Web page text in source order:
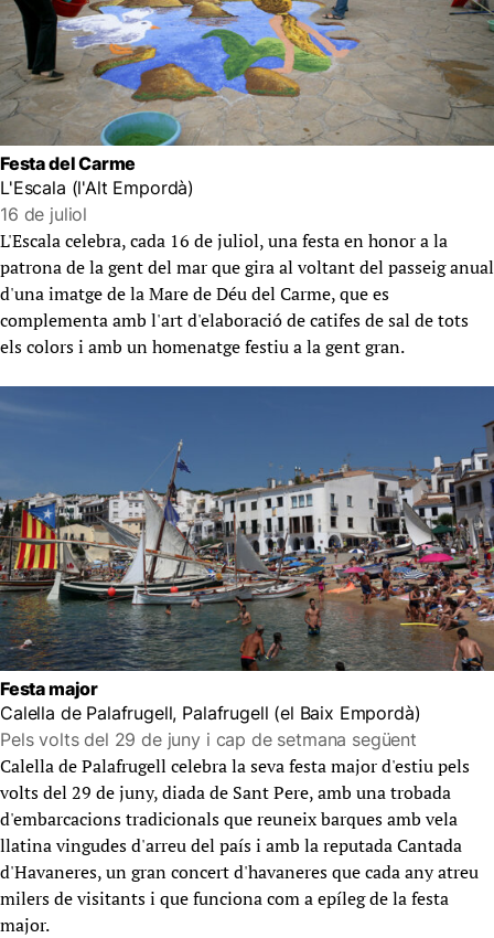
Festa del Carme
L'Escala (l'Alt Empordà)
16 de juliol
L'Escala celebra, cada 16 de juliol, una festa en honor a la
patrona de la gent del mar que gira al voltant del passeig anual
d'una imatge de la Mare de Déu del Carme, que es
complementa amb l'art d'elaboració de catifes de sal de tots
els colors i amb un homenatge festiu a la gent gran.
Festa major
Calella de Palafrugell, Palafrugell (el Baix Empordà)
Pels volts del 29 de juny i cap de setmana següent
Calella de Palafrugell celebra la seva festa major d'estiu pels
volts del 29 de juny, diada de Sant Pere, amb una trobada
d'embarcacions tradicionals que reuneix barques amb vela
llatina vingudes d'arreu del país i amb la reputada Cantada
d'Havaneres, un gran concert d'havaneres que cada any atreu
milers de visitants i que funciona com a epíleg de la festa
major.